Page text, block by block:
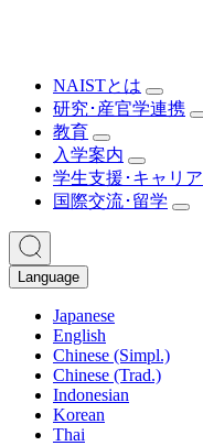
NAISTとは
研究･産官学連携
教育
入学案内
学生支援･キャリア
国際交流･留学
Language
Japanese
English
Chinese (Simpl.)
Chinese (Trad.)
Indonesian
Korean
Thai